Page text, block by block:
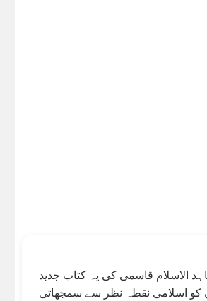
الاسلام قاسمی کی یہ کتاب جدید
کو اسلامی نقطہ نظر سے سمجھاتی